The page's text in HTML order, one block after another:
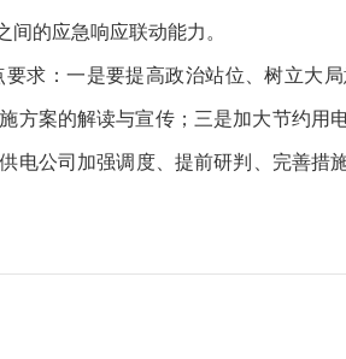
的应急响应联动能力。
求：一是要提高政治站位、树立大
方案的解读与宣传；三是加大节约用
公司加强调度、提前研判、完善措